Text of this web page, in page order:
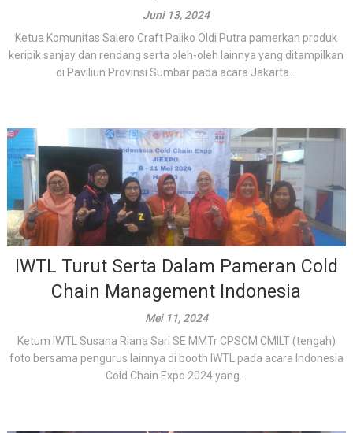
Juni 13, 2024
Ketua Komunitas Salero Craft Paliko Oldi Putra pamerkan produk
keripik sanjay dan rendang serta oleh-oleh lainnya yang ditampilkan
di Paviliun Provinsi Sumbar pada acara Jakarta...
IWTL Turut Serta Dalam Pameran Cold
Chain Management Indonesia
Mei 11, 2024
Ketum IWTL Susana Riana Sari SE MMTr CPSCM CMILT (tengah)
foto bersama pengurus lainnya di booth IWTL pada acara Indonesia
Cold Chain Expo 2024 yang...